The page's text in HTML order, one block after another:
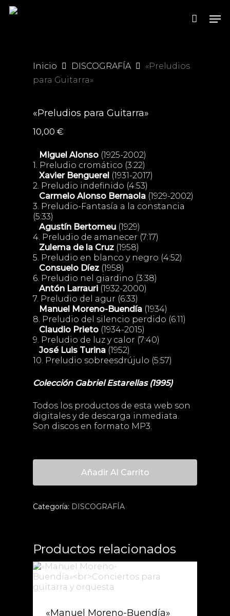
Skip
Inicio DISCOGRAFÍA
«Preludios
para Guitarra»
«Preludios para Guitarra»
10,00 €
Miguel Alonso (1925-2002)
1. Preludio cromático (3:22)
Xavier Benguerel (1931-2017)
2. Preludio indefinido (4:53)
Carmelo Alonso Bernaola (1929-2002)
3. Preludio-Fantasía a la constancia
(5:33)
Agustín Bertomeu (1929)
4. Preludio de amanecer (7:17)
Zulema de la Cruz (1958)
5. Preludio en blanco y negro (4:52)
Consuelo Díez (1958)
6. Preludio nel giardino (3:38)
Antón Larrauri (1932-2000)
7. Preludio del agur (6:33)
Manuel Moreno-Buendía (1934)
8. Preludio del silencio perdido (6:11)
Claudio Prieto (1934-2015)
9. Preludio de luz y calor (7:40)
José Luis Turina (1952)
10. Preludio sobreesdrújulo (5:57)
Colección Gabriel Estarellas (1995)
Todos los productos de esta web son
digitales y de descarga inmediata.
Son discos en formato MP3.
Añadir Al Carrito
Categoría: DISCOGRAFÍA
Productos relacionados
«Manuel Moreno-Buendía»